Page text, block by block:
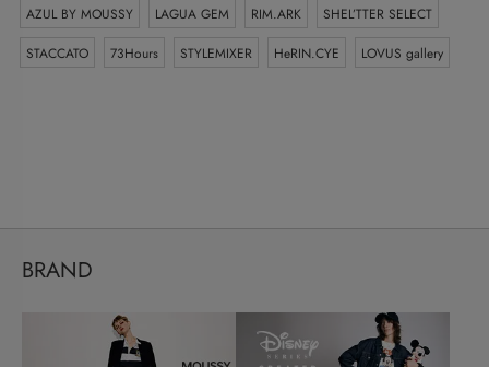
AZUL BY MOUSSY
LAGUA GEM RIM.ARK
SHEL’TTER SELECT
STACCATO
73Hours STYLEMIXER HeRIN.CYE LOVUS gallery
BRAND